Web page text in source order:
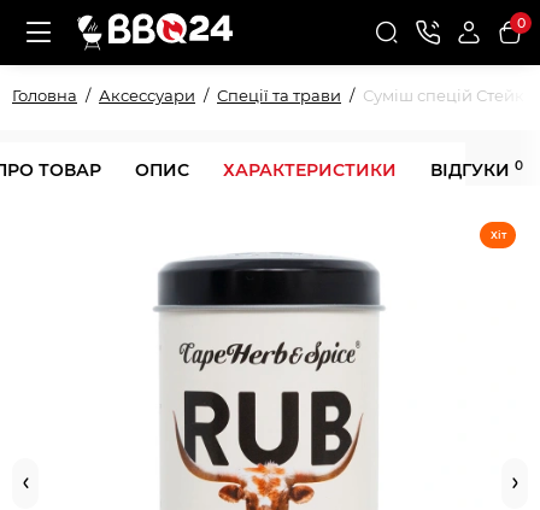
0
Головна Аксессуари Спеції та трави Суміш спецій Стейк
ТОВАР ОПИС ХАРАКТЕРИСТИКИ ВІДГУКИ 0
Хіт